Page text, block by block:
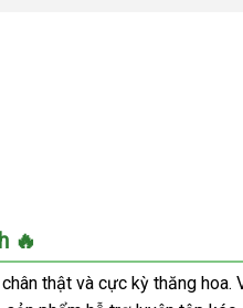
🔥
thật và cực kỳ thăng hoa.